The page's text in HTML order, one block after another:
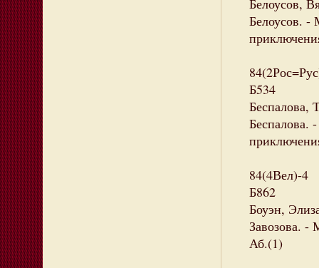
Белоусов,
Белоусов.
Б534
Беспалова,
Беспалова.
84(4Вел)-4
Б862
Боуэн,
Завозова. -
Аб.(1)